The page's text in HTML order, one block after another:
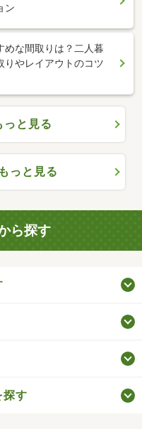
ン
めな間取りは？二人暮
りやレイアウトのコツ
っと見る
っと見る
ら探す
探す